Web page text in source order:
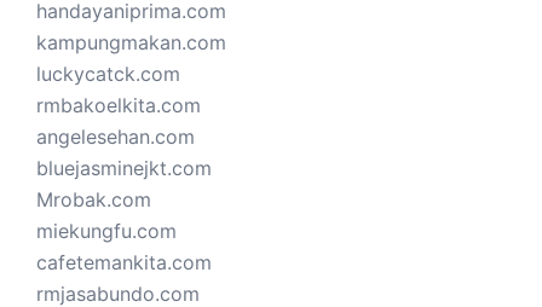
handayaniprima.com
kampungmakan.com
luckycatck.com
rmbakoelkita.com
angelesehan.com
bluejasminejkt.com
Mrobak.com
miekungfu.com
cafetemankita.com
rmjasabundo.com